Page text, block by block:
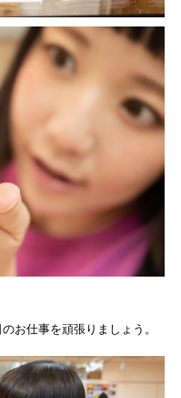
お仕事を頑張りましょう。